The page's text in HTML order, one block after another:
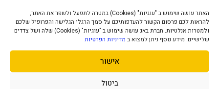
האתר עושה שימוש ב "עוגיות" (Cookies) במטרה לתפעל ולשפר את האתר,
להראות לכם פרסום הקשור להעדפותיכם על סמך הרגלי הגלישה והפרופיל שלכם
ולמטרות אנלטיות. חברת באג עושה שימוש ב "עוגיות" (Cookies) שלה ושל צדדים
שלישיים. מידע נוסף ניתן למצוא ב מדיניות הפרטיות
אישור
ביטול
ו-2.4GHz
HP